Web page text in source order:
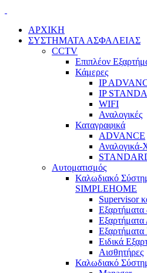
ΑΡΧΙΚΗ
ΣΥΣΤΗΜΑΤΑ ΑΣΦΑΛΕΙΑΣ
CCTV
Επιπλέον
Κάμερες
IP
IP
WIFI
Αναλογικές
Καταγραφικά
ADVANCE
Αναλογικά-
Αυτοματισμός
Καλωδιακό
SIMPLEHOME
Supervisor
Εξαρτήματα
Εξαρτήματα
Ειδικά
Αισθητήρες
Καλωδιακό